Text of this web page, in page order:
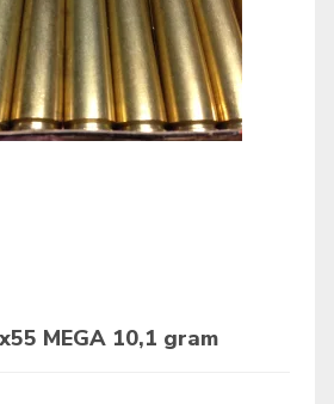
MEGA 10,1 gram